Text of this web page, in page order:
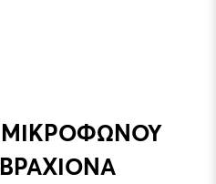
ΜΙΚΡΟΦΩΝΟΥ